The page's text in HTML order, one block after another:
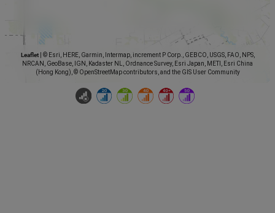
Leaflet
© Esri, HERE, Garmin, Intermap, increment P Corp., GEBCO, USGS, FAO, NPS,
NRCAN, GeoBase, IGN, Kadaster NL, Ordnance Survey, Esri Japan, METI, Esri China
(Hong Kong), © OpenStreetMap contributors, and the GIS User Community